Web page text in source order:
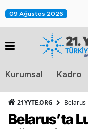
09 Ağustos 2026
Kurumsal Kadro
21YYTE.ORG Belarus
Belarus’ta